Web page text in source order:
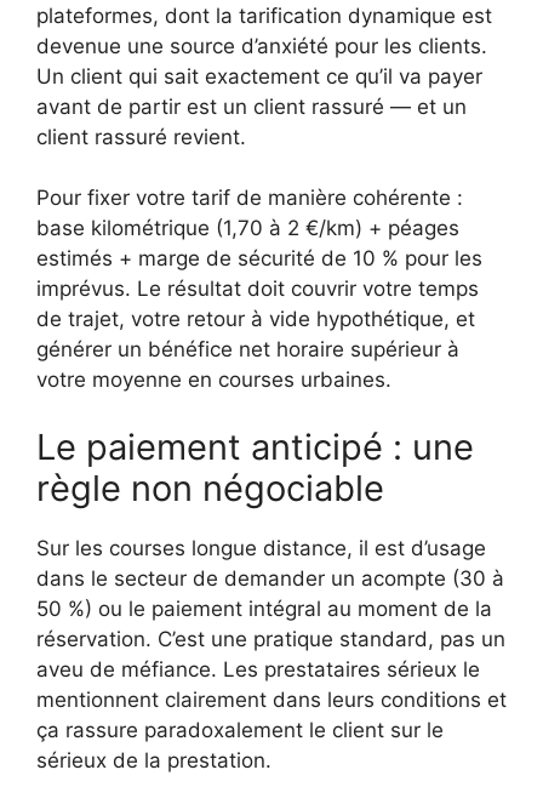
plateformes, dont la tarification dynamique est
devenue une source d’anxiété pour les clients.
Un client qui sait exactement ce qu’il va payer
avant de partir est un client rassuré — et un
client rassuré revient.
Pour fixer votre tarif de manière cohérente :
base kilométrique (1,70 à 2 €/km) + péages
estimés + marge de sécurité de 10 % pour les
imprévus. Le résultat doit couvrir votre temps
de trajet, votre retour à vide hypothétique, et
générer un bénéfice net horaire supérieur à
votre moyenne en courses urbaines.
Le paiement anticipé : une
règle non négociable
Sur les courses longue distance, il est d’usage
dans le secteur de demander un acompte (30 à
50 %) ou le paiement intégral au moment de la
réservation. C’est une pratique standard, pas un
aveu de méfiance. Les prestataires sérieux le
mentionnent clairement dans leurs conditions et
ça rassure paradoxalement le client sur le
sérieux de la prestation.